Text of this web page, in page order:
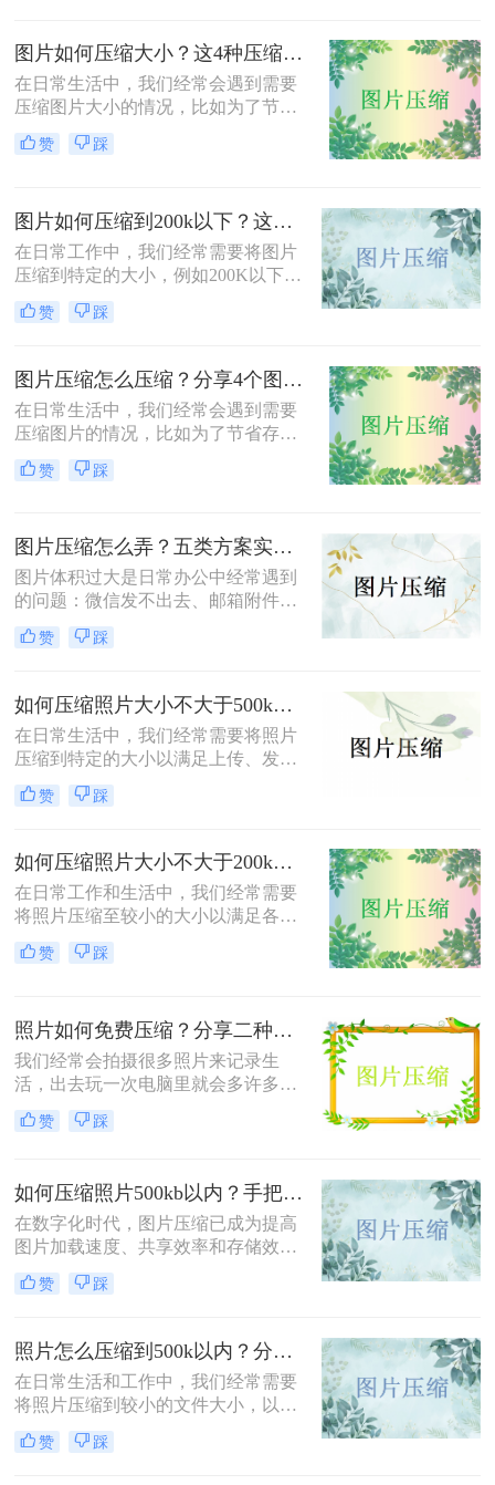
小的方法，旨在帮助用户根据实际需
求选择合适的压缩方式。
图片如何压缩大小？这4种压缩方法请务必学会！
在日常生活中，我们经常会遇到需要
压缩图片大小的情况，比如为了节省
存储空间、加快网页加载速度或减少
文件传输时间。那么图片如何压缩大
缩，同时保持较高的图片质量。
赞 踩
图片如何压缩到200k以下？这三种方法简单又高效！
在日常工作中，我们经常需要将图片
压缩到特定的大小，例如200K以下，
以满足电子邮件附件、网站上传或社
交媒体分享的要求。那么图片如何压
图片压缩到200K以下的有效方法，帮
助您轻松完成图片压缩，同时保持较
高的图片质量。
赞 踩
图片压缩怎么压缩？分享4个图片压缩方法！
在日常生活中，我们经常会遇到需要
压缩图片的情况，比如为了节省存储
空间、加快网页加载速度或减少文件
传输时间。那么图片压缩怎么压缩
时保持较高的图片质量。
赞 踩
图片压缩怎么弄？五类方案实测对比，一张表看懂怎么选！
图片体积过大是日常办公中经常遇到
的问题：微信发不出去、邮箱附件超
限、网页上传被拒、本地存储吃紧。
不同压缩方法在压缩率、画质损失、
可能导致图片模糊到无法使用，或者
压缩后体积几乎没变。
赞 踩
如何压缩照片大小不大于500k？学会这2种压缩方法轻松解决！
在日常生活中，我们经常需要将照片
压缩到特定的大小以满足上传、发送
或存储的需求。那么如何压缩照片大
小不大于500k呢？本文将介绍两种将
方法。
赞 踩
如何压缩照片大小不大于200k？教你二种高效压缩方法！
在日常工作和生活中，我们经常需要
将照片压缩至较小的大小以满足各种
上传、分享或存储的需求。那么如何
压缩照片大小不大于200k呢？本文将
赞 踩
照片如何免费压缩？分享二种高效压缩方法！
我们经常会拍摄很多照片来记录生
活，出去玩一次电脑里就会多许多旅
游照，而且不知道你们有没有储存好
看图片的习惯呢？这样下来我们电脑
软件将图片进行批量压缩，就可以缓
解电脑的内存压力，让它运行更加顺
畅。那么你们知道照片如何免费压缩
吗？相信这篇文章可以给你一点参
考。
赞 踩
如何压缩照片500kb以内？手把手教你4个压缩方法！
在数字化时代，图片压缩已成为提高
图片加载速度、共享效率和存储效率
的重要手段。无论是个人用户还是企
业用户，都经常需要将照片压缩到特
压缩照片500kb以内呢？本文将介绍
四种将照片压缩到500KB以内的方
法。
赞 踩
照片怎么压缩到500k以内？分享三种实用方法！
在日常生活和工作中，我们经常需要
将照片压缩到较小的文件大小，以满
足上传、发送或存储的需求。那么照
片怎么压缩到500k以内呢？本文将介
赞 踩